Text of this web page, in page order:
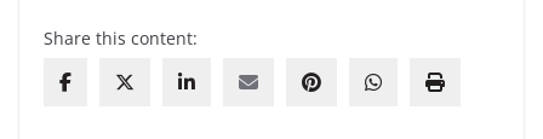
Share this content: